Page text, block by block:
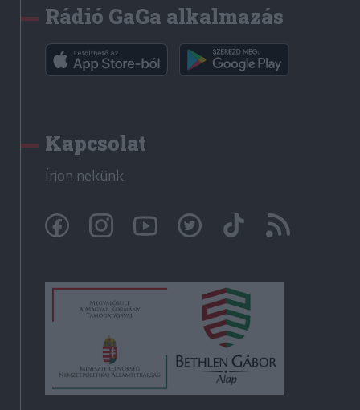
Rádió GaGa alkalmazás
Kapcsolat
Írjon nekünk